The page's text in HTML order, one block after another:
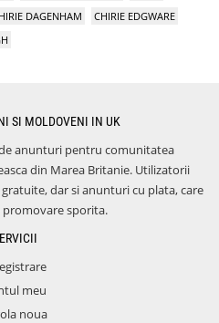
DAGENHAM
CHIRIE EDGWARE
SI MOLDOVENI IN UK
anunturi pentru comunitatea
din Marea Britanie. Utilizatorii
dar si anunturi cu plata, care
promovare sporita.
meu
noua